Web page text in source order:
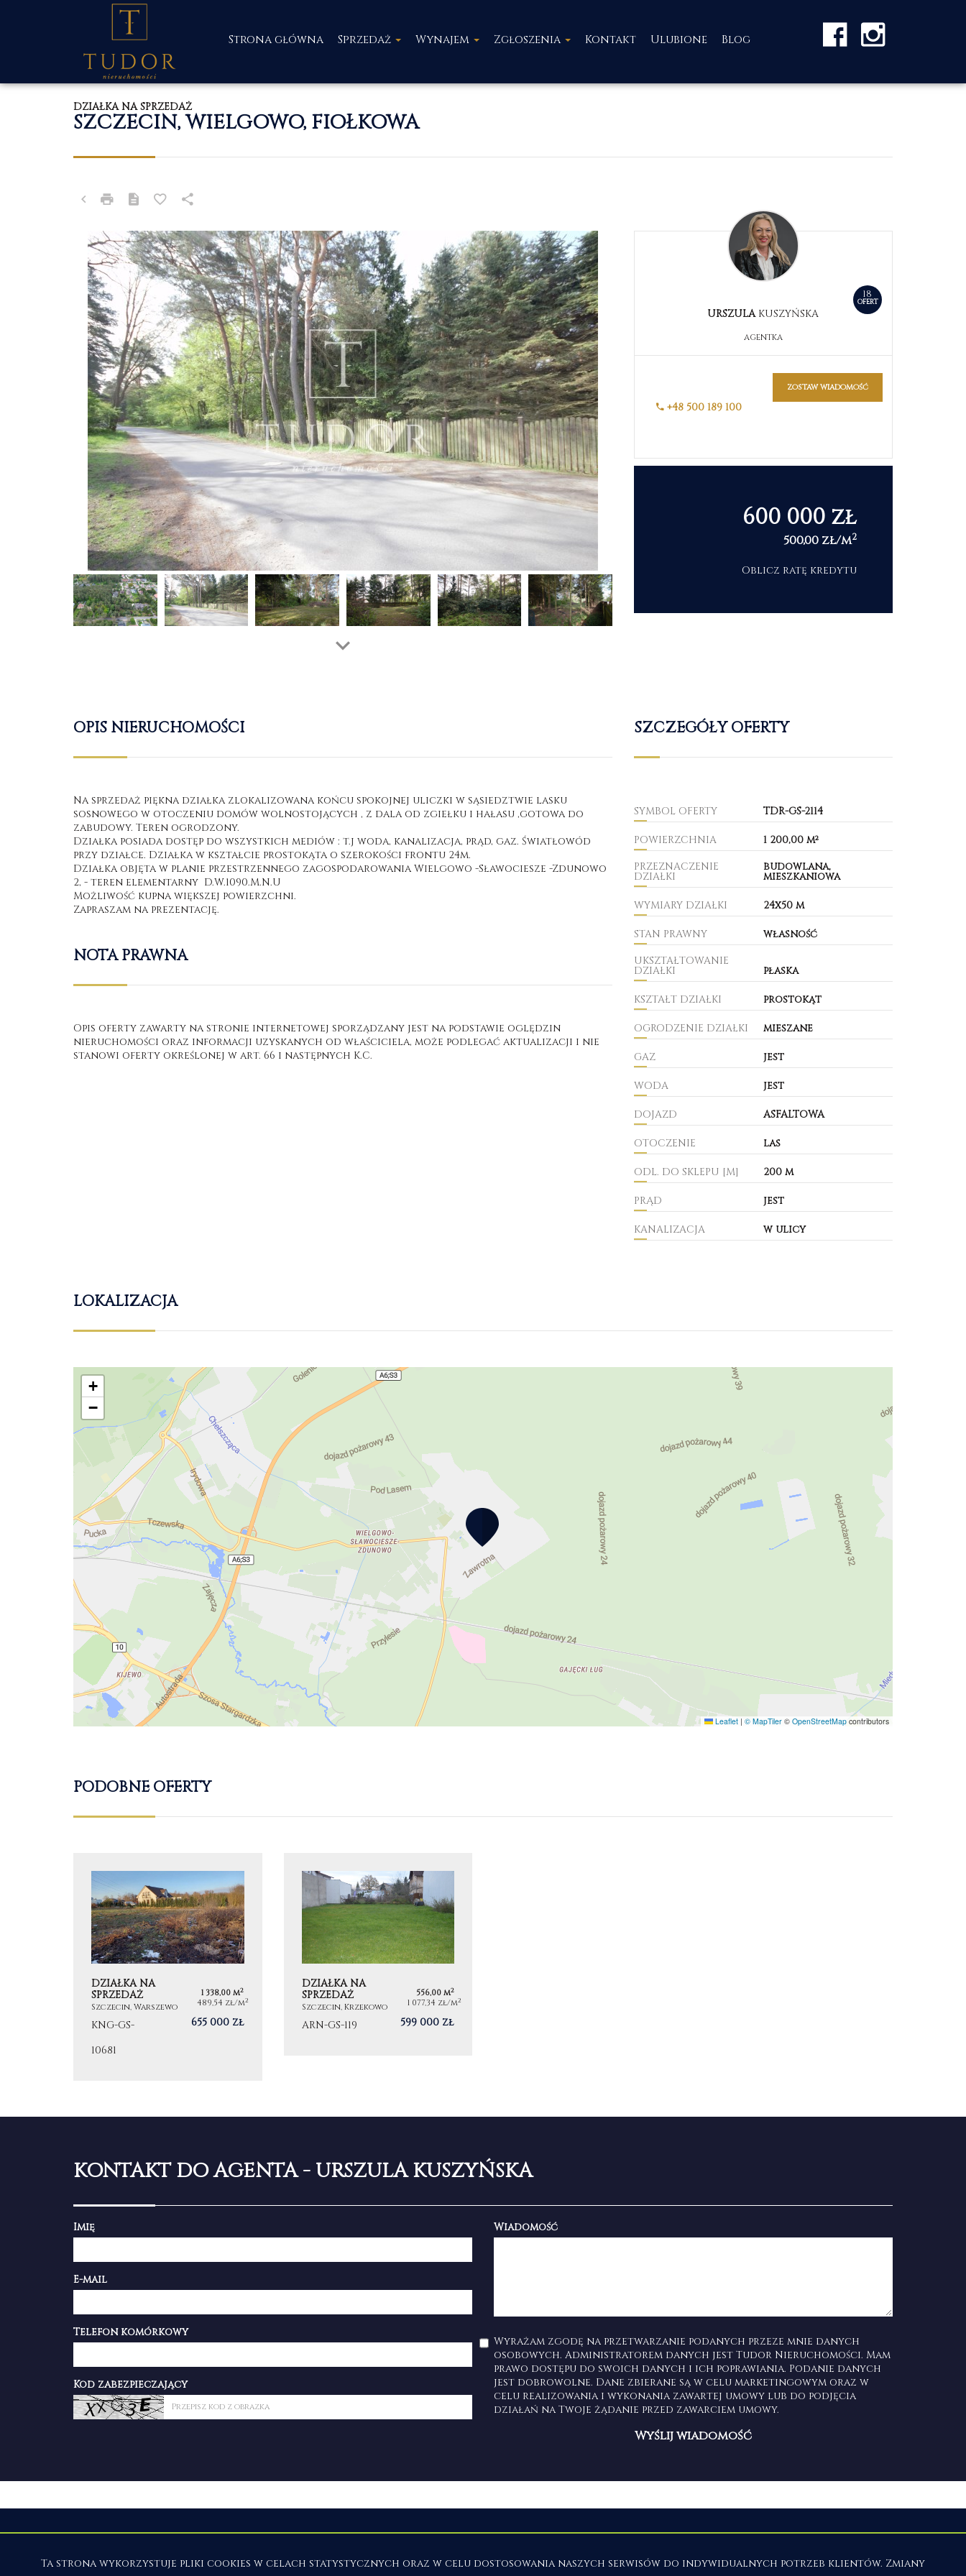
Strona główna Sprzedaż Wynajem Zgłoszenia Kontakt Ulubione Blog
SZCZECIN, WIELGOWO, FIOŁKOWA
DZIAŁKA NA SPRZEDAŻ
18
OFERT
URSZULA KUSZYŃSKA
AGENTKA
+48 500 189 100
zostaw wiadomość
600 000 zł
500,00 zł/m2
Oblicz ratę kredytu
OPIS NIERUCHOMOŚCI
Na sprzedaż piękna działka zlokalizowana końcu spokojnej uliczki w sąsiedztwie lasku
sosnowego w otoczeniu domów wolnostojących , z dala od zgiełku i hałasu ,gotowa do
zabudowy. Teren ogrodzony.
Działka posiada dostęp do wszystkich mediów : t.j woda, kanalizacja, prąd, gaz. Światłowód
przy działce. Działka w kształcie prostokąta o szerokości frontu 24m.
Działka objęta w planie przestrzennego zagospodarowania Wielgowo -Sławociesze -Zdunowo
2, - teren elementarny D.W.1090.M.N.U
Możliwość kupna większej powierzchni.
Zapraszam na prezentację.
NOTA PRAWNA
Opis oferty zawarty na stronie internetowej sporządzany jest na podstawie oględzin
nieruchomości oraz informacji uzyskanych od właściciela, może podlegać aktualizacji i nie
stanowi oferty określonej w art. 66 i następnych K.C.
SZCZEGÓŁY OFERTY
SYMBOL OFERTY TDR-GS-2114
POWIERZCHNIA
1 200,00 m²
PRZEZNACZENIE
DZIAŁKI
budowlana,
mieszkaniowa
WYMIARY DZIAŁKI 24x50 m
STAN PRAWNY
własność
UKSZTAŁTOWANIE
DZIAŁKI płaska
KSZTAŁT DZIAŁKI prostokąt
OGRODZENIE DZIAŁKI mieszane
GAZ jest
WODA jest
DOJAZD ASFALTOWA
OTOCZENIE las
ODL. DO SKLEPU [M] 200 m
PRĄD jest
KANALIZACJA w ulicy
LOKALIZACJA
+
−
Leaflet | © MapTiler © OpenStreetMap contributors
PODOBNE OFERTY
DZIAŁKA NA
SPRZEDAŻ
Szczecin, Warszewo
1 338,00 m2
489,54 zł/m2
KNG-GS-
10681
655 000 zł
DZIAŁKA NA
SPRZEDAŻ
Szczecin, Krzekowo
556,00 m2
1 077,34 zł/m2
ARN-GS-119 599 000 zł
KONTAKT DO AGENTA - URSZULA KUSZYŃSKA
Imię
E-mail
Telefon komórkowy
Kod zabezpieczający
Wiadomość
Wyrażam zgodę na przetwarzanie podanych przeze mnie danych
osobowych. Administratorem danych jest Tudor Nieruchomości. Mam
prawo dostępu do swoich danych i ich poprawiania. Podanie danych
jest dobrowolne. Dane zbierane są w celu marketingowym oraz w
celu realizowania i wykonania zawartej umowy lub do podjęcia
działań na Twoje żądanie przed zawarciem umowy.
ul. Swarożyca 14/10, 71-601 Szczecin
Domy na wynajem
Domyna sprzedaż
Ta strona wykorzystuje pliki cookies w celach statystycznych oraz w celu dostosowania naszych serwisów do indywidualnych potrzeb klientów. Zmiany